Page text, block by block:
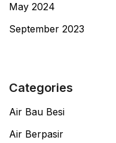
May 2024
September 2023
Categories
Air Bau Besi
Air Berpasir